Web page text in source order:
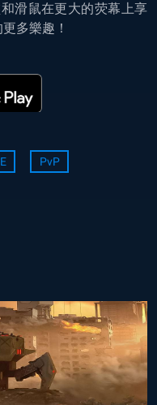
滑鼠在更大的荧幕上享
多樂趣！
PvP